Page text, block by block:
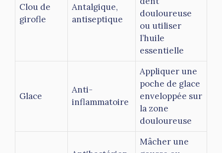
Clou de
girofle
Antalgique,
antiseptique
douloureuse
ou utiliser
l’huile
essentielle
Glace
Anti-
inflammatoire
Appliquer une
poche de glace
enveloppée sur
la zone
douloureuse
Mâcher une